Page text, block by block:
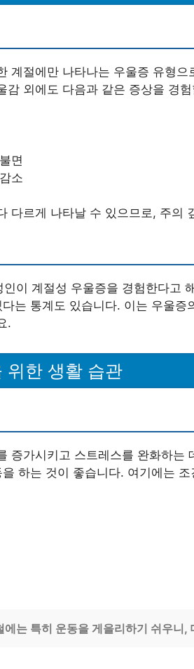
계절에만 나타나는 우울증 유형
감 외에도 다음과 같은 증상을 경
면
소
다르게 나타날 수 있으므로, 주의
이 계절성 우울증을 경험한다고
는 통계도 있습니다. 이는 우울
.
위한 생활 습관
증가시키고 스트레스를 완화하
하는 것이 좋습니다. 여기에는
에는 특히 운동을 게을리하기 쉬우니,